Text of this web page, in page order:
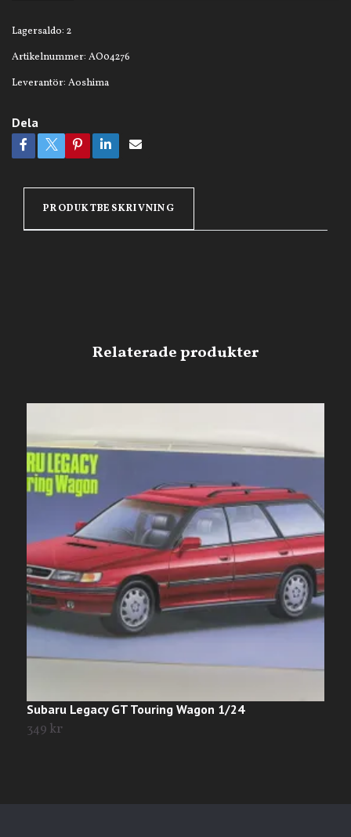
Lagersaldo: 2
Artikelnummer: AO04276
Leverantör: Aoshima
Dela
PRODUKTBESKRIVNING
Subaru Legacy GT Touring Wagon 1/24
349 kr